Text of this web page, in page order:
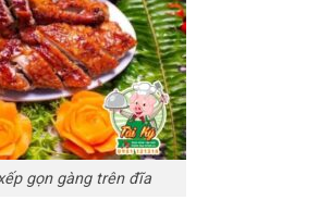
gọn gàng trên đĩa